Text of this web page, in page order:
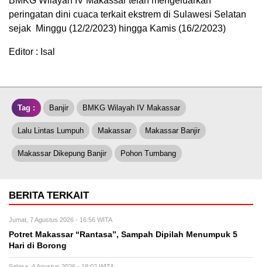
peringatan dini cuaca terkait ekstrem di Sulawesi Selatan
sejak Minggu (12/2/2023) hingga Kamis (16/2/2023)
Editor : Isal
Tag : Banjir BMKG Wilayah IV Makassar
Lalu Lintas Lumpuh Makassar Makassar Banjir
Makassar Dikepung Banjir Pohon Tumbang
BERITA TERKAIT
Jumat, 7 Agustus 2026 - 16:56 WITA
Potret Makassar “Rantasa”, Sampah Dipilah Menumpuk 5
Hari di Borong